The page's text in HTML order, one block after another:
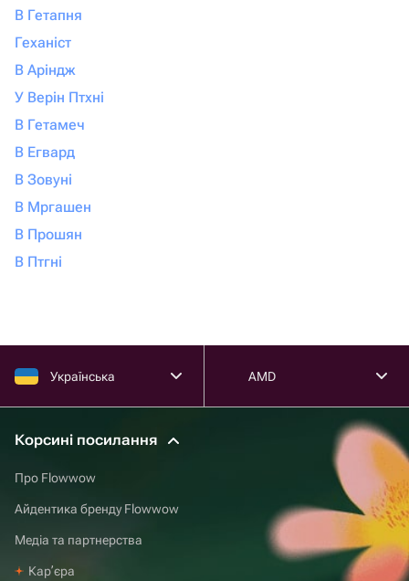
В Гетапня
Геханіст
В Аріндж
У Верін Птхні
В Гетамеч
В Егвард
В Зовуні
В Мргашен
В Прошян
В Птгні
Українська AMD
Корсині посилання
Про Flowwow
Айдентика бренду Flowwow
Медіа та партнерства
Карʼєра